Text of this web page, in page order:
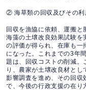
② 海草類の回収及びその利
回収を漁協に依頼、運搬
海藻の土壌改良効果試験を
の評価が得られ、在庫も一
になった。これまでの3年
題は、回収コストの削減。
り、農家が土壌改良材と
影響調査を進め、その回収
で、今後の行政支援の在り